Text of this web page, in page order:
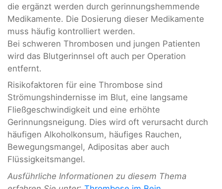
die ergänzt werden durch gerinnungshemmende
Medikamente. Die Dosierung dieser Medikamente
muss häufig kontrolliert werden.
Bei schweren Thrombosen und jungen Patienten
wird das Blutgerinnsel oft auch per Operation
entfernt.
Risikofaktoren für eine Thrombose sind
Strömungshindernisse im Blut, eine langsame
Fließgeschwindigkeit und eine erhöhte
Gerinnungsneigung. Dies wird oft verursacht durch
häufigen Alkoholkonsum, häufiges Rauchen,
Bewegungsmangel, Adipositas aber auch
Flüssigkeitsmangel.
Ausführliche Informationen zu diesem Thema